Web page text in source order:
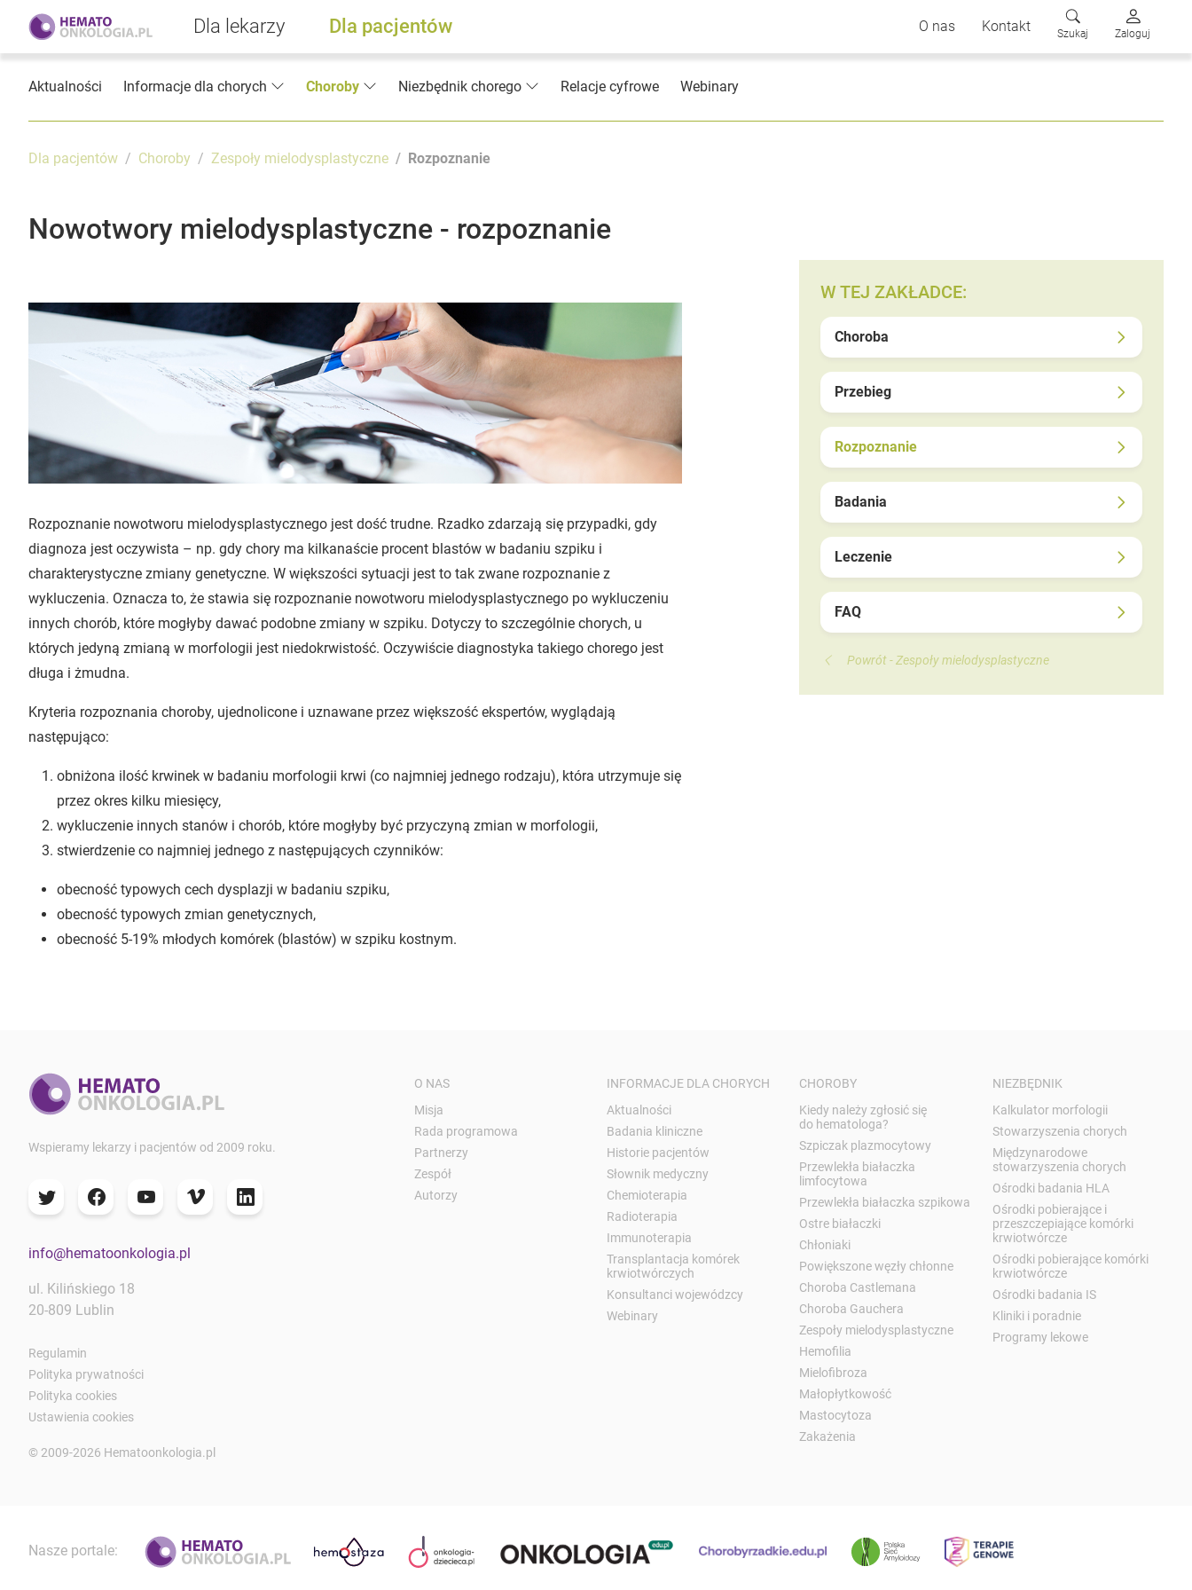
Dla lekarzy Dla pacjentów O nas Kontakt Szukaj Zaloguj
Aktualności Informacje dla chorych Choroby Niezbędnik chorego Relacje cyfrowe Webinary
Dla pacjentów Choroby Zespoły mielodysplastyczne Rozpoznanie
Nowotwory mielodysplastyczne - rozpoznanie
Rozpoznanie nowotworu mielodysplastycznego jest dość trudne. Rzadko zdarzają się przypadki, gdy
diagnoza jest oczywista – np. gdy chory ma kilkanaście procent blastów w badaniu szpiku i
charakterystyczne zmiany genetyczne. W większości sytuacji jest to tak zwane rozpoznanie z
wykluczenia. Oznacza to, że stawia się rozpoznanie nowotworu mielodysplastycznego po wykluczeniu
innych chorób, które mogłyby dawać podobne zmiany w szpiku. Dotyczy to szczególnie chorych, u
których jedyną zmianą w morfologii jest niedokrwistość. Oczywiście diagnostyka takiego chorego jest
długa i żmudna.
Kryteria rozpoznania choroby, ujednolicone i uznawane przez większość ekspertów, wyglądają
następująco:
obniżona ilość krwinek w badaniu morfologii krwi (co najmniej jednego rodzaju), która utrzymuje się
przez okres kilku miesięcy,
wykluczenie innych stanów i chorób, które mogłyby być przyczyną zmian w morfologii,
stwierdzenie co najmniej jednego z następujących czynników:
obecność typowych cech dysplazji w badaniu szpiku,
obecność typowych zmian genetycznych,
obecność 5-19% młodych komórek (blastów) w szpiku kostnym.
W TEJ ZAKŁADCE:
Choroba
Przebieg
Rozpoznanie
Badania
Leczenie
FAQ
Powrót - Zespoły mielodysplastyczne
Wspieramy lekarzy i pacjentów od 2009 roku.
info@hematoonkologia.pl
ul. Kilińskiego 18
20-809 Lublin
Regulamin
Polityka prywatności
Polityka cookies
Ustawienia cookies
© 2009-2026 Hematoonkologia.pl
O NAS
Misja
Rada programowa
Partnerzy
Zespół
Autorzy
INFORMACJE DLA CHORYCH
Aktualności
Badania kliniczne
Historie pacjentów
Słownik medyczny
Chemioterapia
Radioterapia
Immunoterapia
Transplantacja komórek
krwiotwórczych
Konsultanci wojewódzcy
Webinary
CHOROBY
Kiedy należy zgłosić się
do hematologa?
Szpiczak plazmocytowy
Przewlekła białaczka
limfocytowa
Przewlekła białaczka szpikowa
Ostre białaczki
Chłoniaki
Powiększone węzły chłonne
Choroba Castlemana
Choroba Gauchera
Zespoły mielodysplastyczne
Hemofilia
Mielofibroza
Małopłytkowość
Mastocytoza
Zakażenia
NIEZBĘDNIK
Kalkulator morfologii
Stowarzyszenia chorych
Międzynarodowe
stowarzyszenia chorych
Ośrodki badania HLA
Ośrodki pobierające i
przeszczepiające komórki
krwiotwórcze
Ośrodki pobierające komórki
krwiotwórcze
Ośrodki badania IS
Kliniki i poradnie
Programy lekowe
Nasze portale: